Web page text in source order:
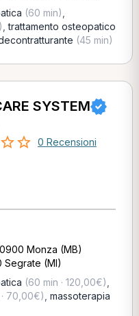
(60 min)
,trattamento osteopatico
(45 min)
SYSTEM
0 Recensioni
Monza (MB)
Segrate (MI)
(60 min · 120,00€)
70,00€) massoterapia